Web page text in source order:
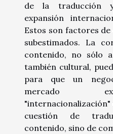
de la traducción
expansión
Estos son factores
subestimados. La
contenido, no sólo
también cultural,
para que un
mercado
"internacionalización"
cuestión de
contenido, sino de